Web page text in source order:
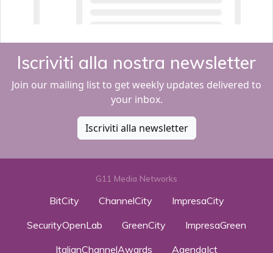
Iscriviti alla nostra newsletter
Join our mailing list to get weekly updates delivered to
your inbox.
Iscriviti alla newsletter
G11 Media Networks
BitCity ChannelCity
ImpresaCity
SecurityOpenLab
GreenCity
ImpresaGreen
ItalianChannelAwards
AgendaIct